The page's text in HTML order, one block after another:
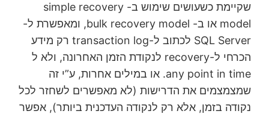
שקיימת כשעושים שימוש ב- simple recovery
model או ב- bulk recovery model, ומאפשרת ל-
SQL Server לכתוב ל-transaction log רק מידע
הכרחי ל-recovery לנקודת הזמן האחרונה, ולא ל
any point in time. או במילים אחרות, ע”י זה
שמצמצמים את הדרישות (לא מאפשרים לשחזר לכל
נקודה בזמן, אלא רק לנקודה העדכנית ביותר), אפשר